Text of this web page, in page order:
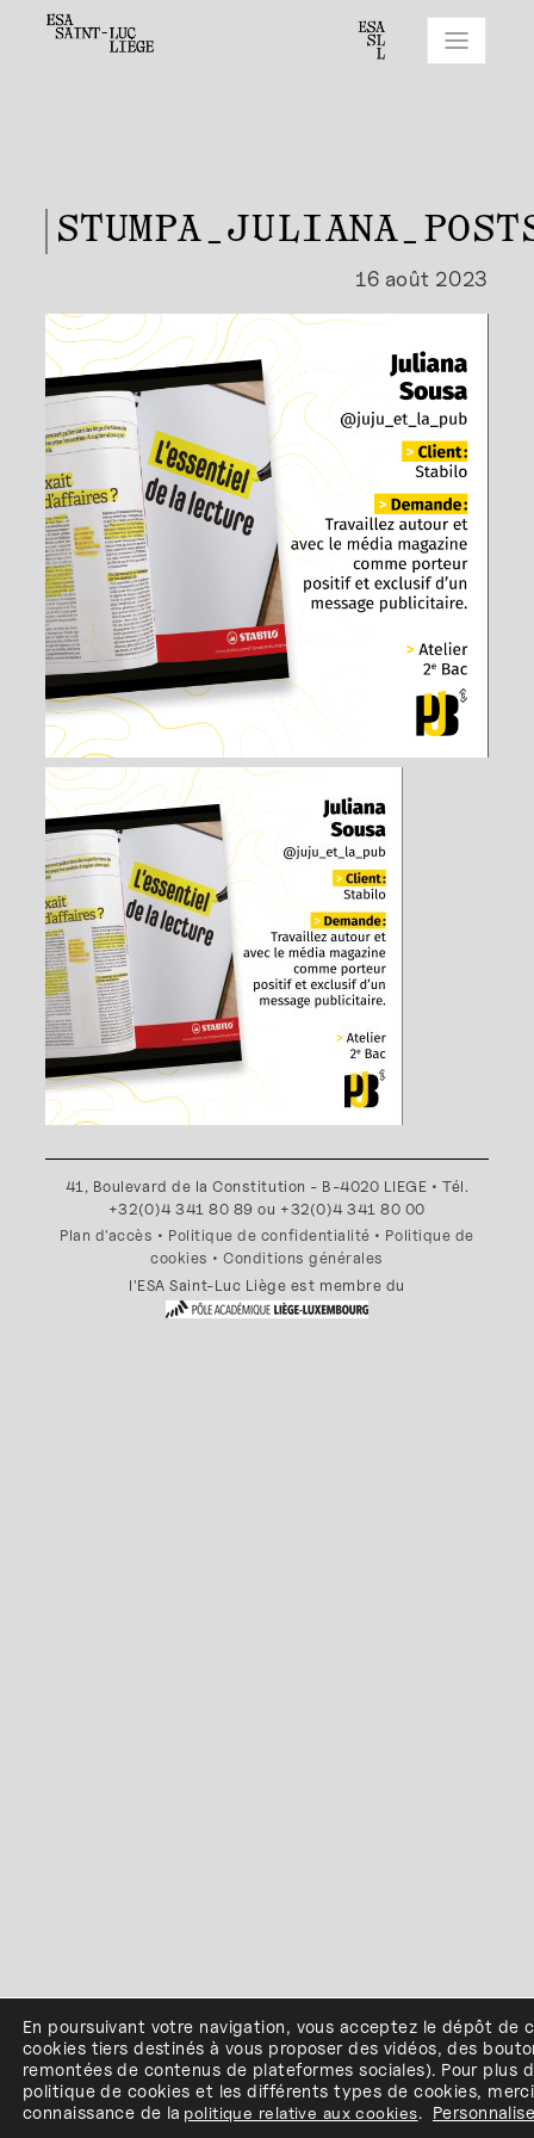
16 août 2023
41, Boulevard de la Constitution - B-4020 LIEGE • Tél.
+32(0)4 341 80 89 ou +32(0)4 341 80 00
Plan d'accès • Politique de confidentialité • Politique de
cookies •Conditions générales
l'ESA Saint-Luc Liège est membre du
En poursuivant votre navigation, vous acceptez le dépôt de
cookies tiers destinés àvous proposer des vidéos, des
remontées de contenus de plateformes sociales). Pour plus
politique de cookies et les différents types de cookies,
connaissance de la politique relative aux cookies.